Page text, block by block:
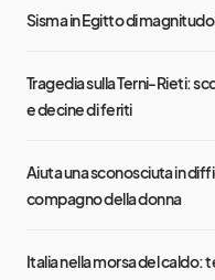
Sisma in Egitto di
Tragedia sulla Terni-Rieti:
e decine di feriti
Aiuta una sconosciuta in
compagno della donna
Italia nella morsa del caldo: